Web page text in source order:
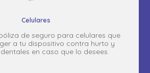
Celulares
de seguro para celulares que
a tu dispositivo contra hurto y
en caso que lo desees.